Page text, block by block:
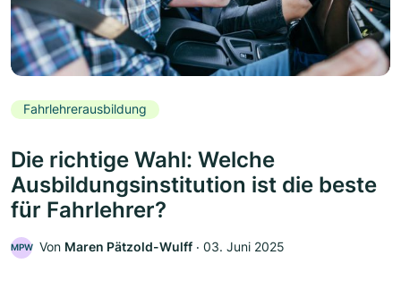
Fahrlehrerausbildung
Die richtige Wahl: Welche
Ausbildungsinstitution ist die beste
für Fahrlehrer?
MPW Von Maren Pätzold-Wulff ‧ 03. Juni 2025